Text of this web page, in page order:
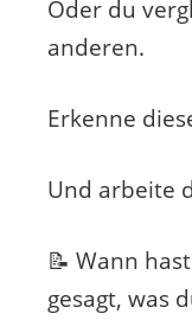
Oder du
anderen.
Erkenne
Und arbeite
📝 Wann
gesagt, was